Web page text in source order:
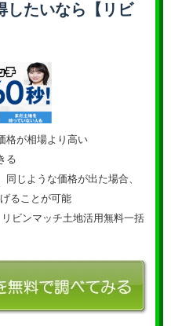
したいなら【リビ
格が相場より高い
る
じような価格が出た場合、
ることが可能
ビンマッチ土地活用無料一括